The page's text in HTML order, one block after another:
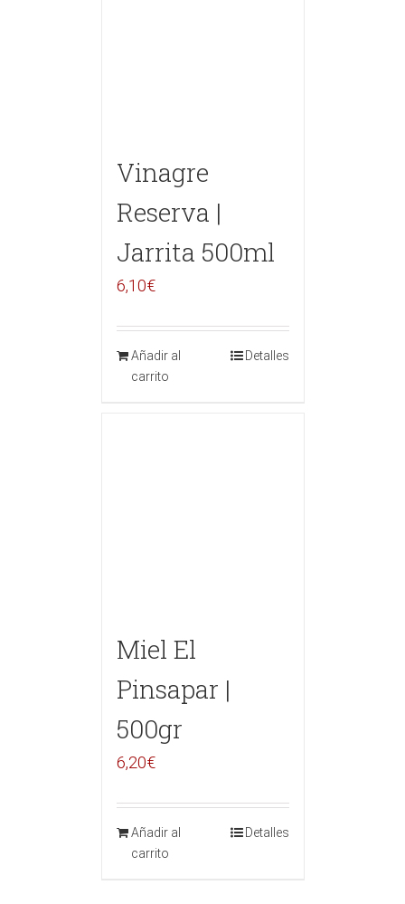
Vinagre
Reserva |
Jarrita 500ml
6,10€
Añadir al
carrito
Detalles
Miel El
Pinsapar |
500gr
6,20€
Añadir al
carrito
Detalles